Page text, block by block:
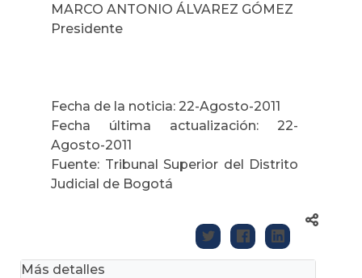
MARCO ANTONIO ÁLVAREZ GÓMEZ
Presidente
Fecha de la noticia: 22-Agosto-2011
Fecha última actualización: 22-
Agosto-2011
Fuente: Tribunal Superior del Distrito
Judicial de Bogotá
Más detalles